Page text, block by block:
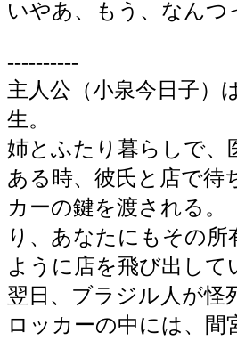
いやあ、もう、なん
----------
主人公（小泉今日子）
生。
姉とふたり暮らしで、
ある時、彼氏と店で待
カーの鍵を渡される
り、あなたにもその
ように店を飛び出して
翌日、ブラジル人が怪
ロッカーの中には、